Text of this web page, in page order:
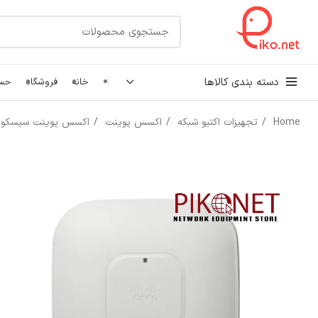
دسته بندی کالاها
کابل شبکه
اتصالات شبکه
خانه فروشگاه
Home تجهیزات اکتیو شبکه اکسس پوینت اکسس پوینت سیسکو